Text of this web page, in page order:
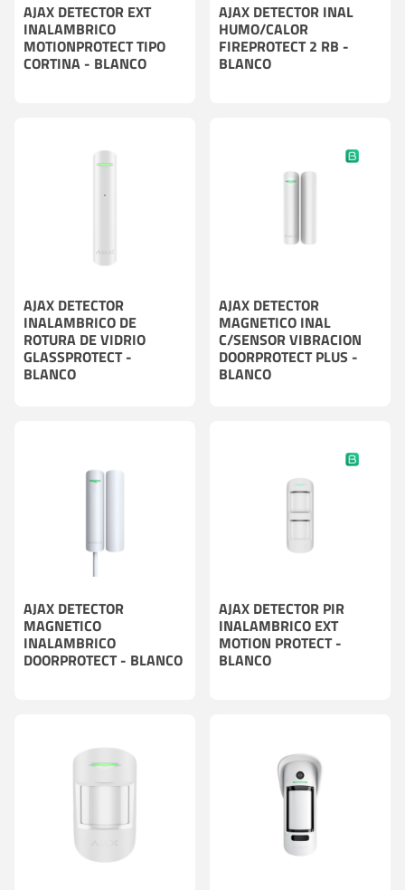
AJAX DETECTOR EXT
INALAMBRICO
MOTIONPROTECT TIPO
CORTINA - BLANCO
AJAX DETECTOR INAL
HUMO/CALOR
FIREPROTECT 2 RB -
BLANCO
AJAX DETECTOR
INALAMBRICO DE
ROTURA DE VIDRIO
GLASSPROTECT -
BLANCO
AJAX DETECTOR
MAGNETICO INAL
C/SENSOR VIBRACION
DOORPROTECT PLUS -
BLANCO
AJAX DETECTOR
MAGNETICO
INALAMBRICO
DOORPROTECT - BLANCO
AJAX DETECTOR PIR
INALAMBRICO EXT
MOTION PROTECT -
BLANCO